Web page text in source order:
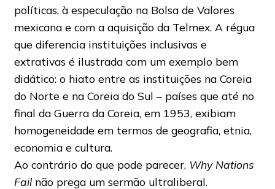
políticas, à especulação na Bolsa de Valores
mexicana e com a aquisição da Telmex. A régua
que diferencia instituições inclusivas e
extrativas é ilustrada com um exemplo bem
didático: o hiato entre as instituições na Coreia
do Norte e na Coreia do Sul – países que até no
final da Guerra da Coreia, em 1953, exibiam
homogeneidade em termos de geografia, etnia,
economia e cultura.
Ao contrário do que pode parecer, Why Nations
Fail não prega um sermão ultraliberal.